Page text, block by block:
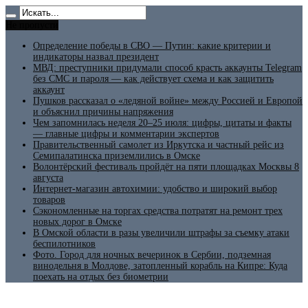
Определение победы в СВО — Путин: какие критерии и
индикаторы назвал президент
МВД: преступники придумали способ красть аккаунты Telegram
без СМС и пароля — как действует схема и как защитить
аккаунт
Пушков рассказал о «ледяной войне» между Россией и Европой
и объяснил причины напряжения
Чем запомнилась неделя 20–25 июля: цифры, цитаты и факты
— главные цифры и комментарии экспертов
Правительственный самолет из Иркутска и частный рейс из
Семипалатинска приземлились в Омске
Волонтёрский фестиваль пройдёт на пяти площадках Москвы 8
августа
Интернет-магазин автохимии: удобство и широкий выбор
товаров
Сэкономленные на торгах средства потратят на ремонт трех
новых дорог в Омске
В Омской области в разы увеличили штрафы за съемку атаки
беспилотников
Фото. Город для ночных вечеринок в Сербии, подземная
винодельня в Молдове, затопленный корабль на Кипре: Куда
поехать на отдых без биометрии